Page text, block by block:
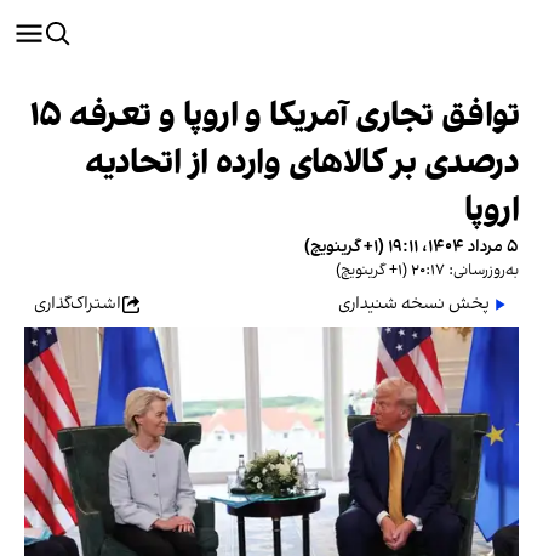
توافق تجاری آمریکا و اروپا و تعرفه ۱۵
درصدی بر کالاهای وارده از اتحادیه
اروپا
۵ مرداد ۱۴۰۴، ۱۹:۱۱ (‎+۱ گرینویچ)
به‌روزرسانی: ۲۰:۱۷ (‎+۱ گرینویچ)
پخش نسخه شنیداری اشتراک‌گذاری